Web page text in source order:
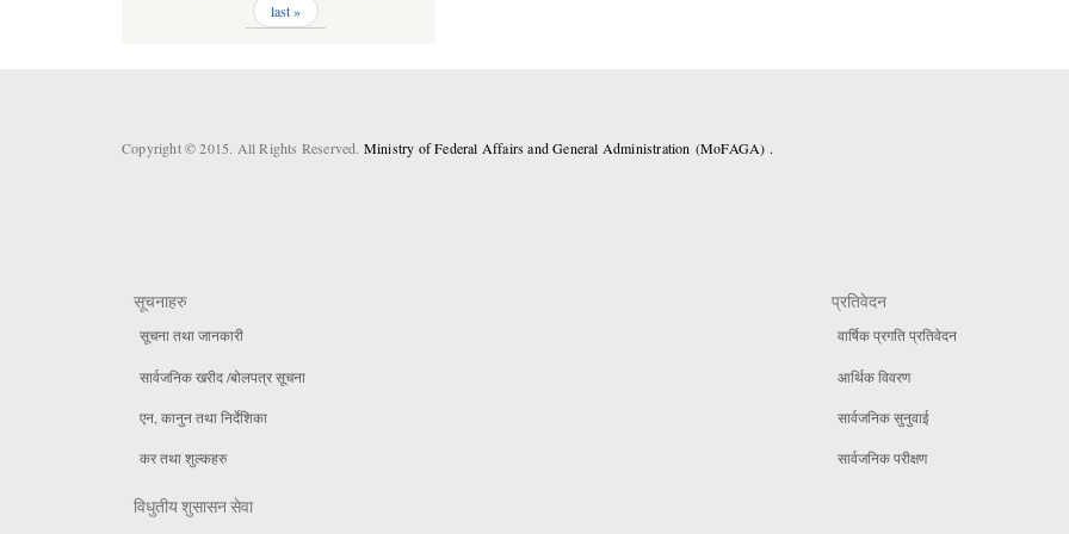
last »
Copyright © 2015. All Rights Reserved. Ministry of Federal Affairs and General Administration (MoFAGA) .
सूचनाहरु
सूचना तथा जानकारी
सार्वजनिक खरीद /बोलपत्र सूचना
एन, कानुन तथा निर्देशिका
कर तथा शुल्कहरु
विधुतीय शुसासन सेवा
प्रतिवेदन
वार्षिक प्रगति प्रतिवेदन
आर्थिक विवरण
सार्वजनिक सुनुवाई
सार्वजनिक परीक्षण